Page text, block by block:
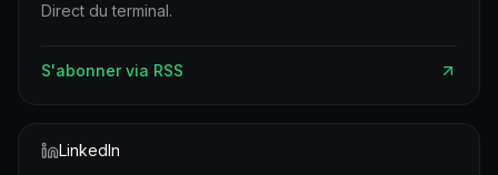
Direct du terminal.
S'abonner via RSS
LinkedIn